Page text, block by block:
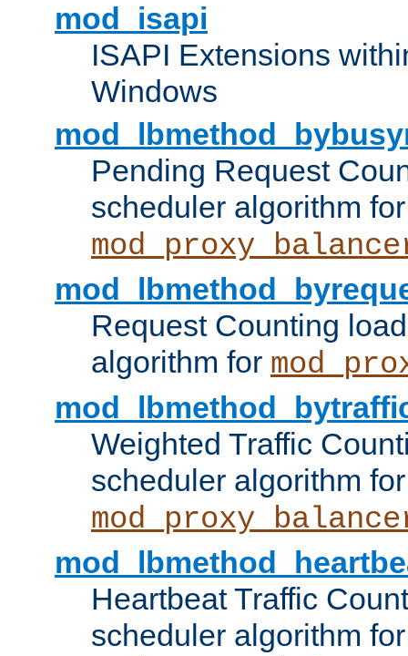
mod_isapi
ISAPI Extensions
Windows
Pending Request
scheduler algorithm for
Request Counting
algorithm for
Weighted Traffic
scheduler algorithm for
Heartbeat Traffic
scheduler algorithm for